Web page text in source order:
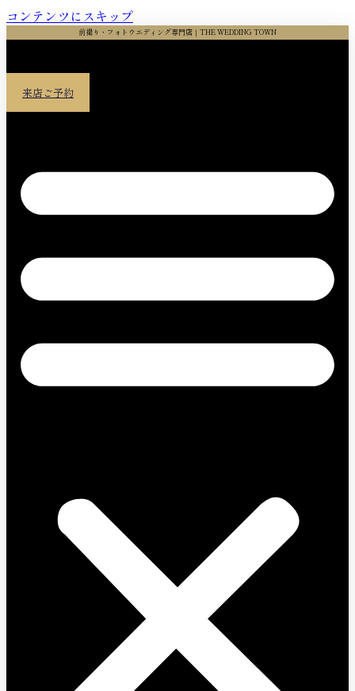
コンテンツにスキップ
前撮り・フォトウエディング専門店｜THE WEDDING TOWN
来店ご予約